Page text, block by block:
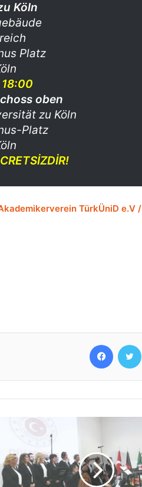
Köln
Platz
oben
zu Köln
Platz
TürkÜniD e.V /